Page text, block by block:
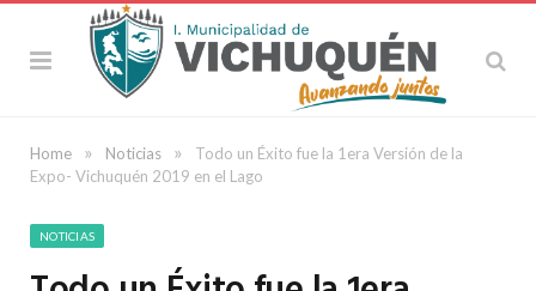
Home » Noticias »
Todo un Éxito fue la 1era Versión de la
Expo- Vichuquén 2019 en el Lago
NOTICIAS